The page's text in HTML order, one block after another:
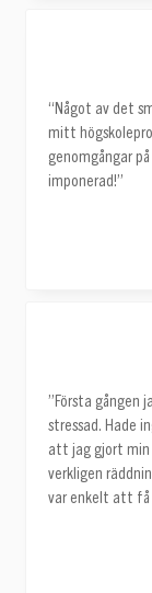
“Något av det
mitt
genomgångar
imponerad!”
”Första gången
stressad. Hade
att jag gjort min
verkligen
var enkelt att få